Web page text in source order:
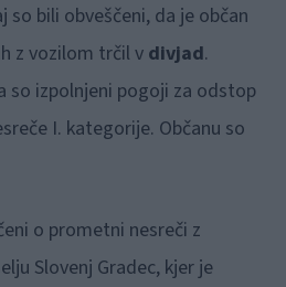
so bili obveščeni, da je občan
z vozilom trčil v divjad.
so izpolnjeni pogoji za odstop
I. kategorije. Občanu so
o prometni nesreči z
Slovenj Gradec, kjer je